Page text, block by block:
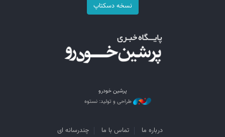
نسخه دسکتاپ
پرشین خودرو
طراحی و تولید: نستوه
درباره ما تماس با ما چندرسانه ای